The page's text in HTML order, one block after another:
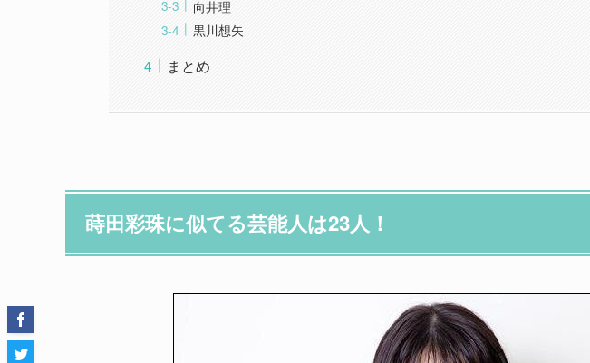
向井理
黒川想矢
まとめ
蒔田彩珠に似てる芸能人は23人！